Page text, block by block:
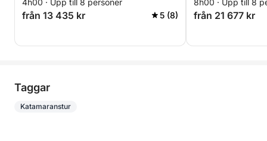
4h00 · Upp till 8 personer
från 13 435 kr 5 (8)
8h00 · Upp till 8
från 21 677 kr
Taggar
Katamaranstur